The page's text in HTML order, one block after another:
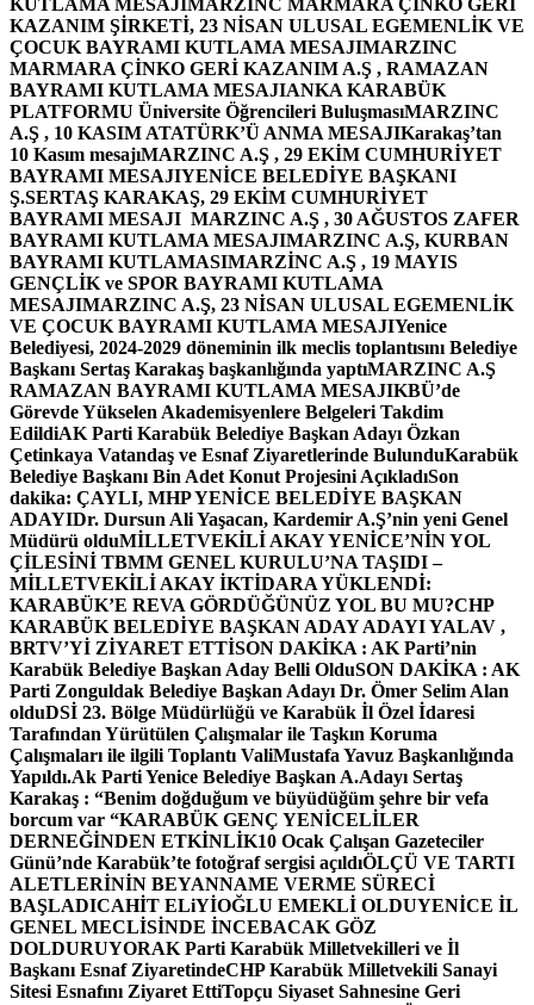
KUTLAMA MESAJIMARZINC MARMARA ÇİNKO GERİ
KAZANIM ŞİRKETİ, 23 NİSAN ULUSAL EGEMENLİK VE
ÇOCUK BAYRAMI KUTLAMA MESAJIMARZINC
MARMARA ÇİNKO GERİ KAZANIM A.Ş , RAMAZAN
BAYRAMI KUTLAMA MESAJIANKA KARABÜK
PLATFORMU Üniversite Öğrencileri BuluşmasıMARZINC
A.Ş , 10 KASIM ATATÜRK’Ü ANMA MESAJIKarakaş’tan
10 Kasım mesajıMARZINC A.Ş , 29 EKİM CUMHURİYET
BAYRAMI MESAJIYENİCE BELEDİYE BAŞKANI
Ş.SERTAŞ KARAKAŞ, 29 EKİM CUMHURİYET
BAYRAMI MESAJI MARZINC A.Ş , 30 AĞUSTOS ZAFER
BAYRAMI KUTLAMA MESAJIMARZINC A.Ş, KURBAN
BAYRAMI KUTLAMASIMARZİNC A.Ş , 19 MAYIS
GENÇLİK ve SPOR BAYRAMI KUTLAMA
MESAJIMARZINC A.Ş, 23 NİSAN ULUSAL EGEMENLİK
VE ÇOCUK BAYRAMI KUTLAMA MESAJIYenice
Belediyesi, 2024-2029 döneminin ilk meclis toplantısını Belediye
Başkanı Sertaş Karakaş başkanlığında yaptıMARZINC A.Ş
RAMAZAN BAYRAMI KUTLAMA MESAJIKBÜ’de
Görevde Yükselen Akademisyenlere Belgeleri Takdim
EdildiAK Parti Karabük Belediye Başkan Adayı Özkan
Çetinkaya Vatandaş ve Esnaf Ziyaretlerinde BulunduKarabük
Belediye Başkanı Bin Adet Konut Projesini AçıkladıSon
dakika: ÇAYLI, MHP YENİCE BELEDİYE BAŞKAN
ADAYIDr. Dursun Ali Yaşacan, Kardemir A.Ş’nin yeni Genel
Müdürü olduMİLLETVEKİLİ AKAY YENİCE’NİN YOL
ÇİLESİNİ TBMM GENEL KURULU’NA TAŞIDI –
MİLLETVEKİLİ AKAY İKTİDARA YÜKLENDİ:
KARABÜK’E REVA GÖRDÜĞÜNÜZ YOL BU MU?CHP
KARABÜK BELEDİYE BAŞKAN ADAY ADAYI YALAV ,
BRTV’Yİ ZİYARET ETTİSON DAKİKA : AK Parti’nin
Karabük Belediye Başkan Aday Belli OlduSON DAKİKA : AK
Parti Zonguldak Belediye Başkan Adayı Dr. Ömer Selim Alan
olduDSİ 23. Bölge Müdürlüğü ve Karabük İl Özel İdaresi
Tarafından Yürütülen Çalışmalar ile Taşkın Koruma
Çalışmaları ile ilgili Toplantı ValiMustafa Yavuz Başkanlığında
Yapıldı.Ak Parti Yenice Belediye Başkan A.Adayı Sertaş
Karakaş : “Benim doğduğum ve büyüdüğüm şehre bir vefa
borcum var “KARABÜK GENÇ YENİCELİLER
DERNEĞİNDEN ETKİNLİK10 Ocak Çalışan Gazeteciler
Günü’nde Karabük’te fotoğraf sergisi açıldıÖLÇÜ VE TARTI
ALETLERİNİN BEYANNAME VERME SÜRECİ
BAŞLADICAHİT ELiYİOĞLU EMEKLİ OLDUYENİCE İL
GENEL MECLİSİNDE İNCEBACAK GÖZ
DOLDURUYORAK Parti Karabük Milletvekilleri ve İl
Başkanı Esnaf ZiyaretindeCHP Karabük Milletvekili Sanayi
Sitesi Esnafını Ziyaret EttiTopçu Siyaset Sahnesine Geri